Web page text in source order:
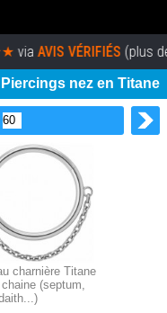
VÉRIFIÉS (plus de 5000
nez en Titane
charnière Titane
(septum,